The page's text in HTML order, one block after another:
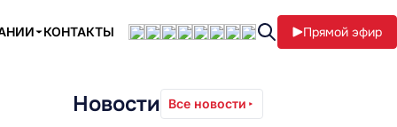
КОНТАКТЫ Прямой эфир
Новости Все новости